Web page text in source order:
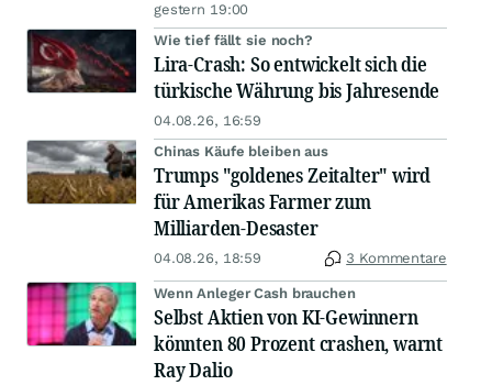
gestern 19:00
Wie tief fällt sie noch?
Lira-Crash: So entwickelt sich die
türkische Währung bis Jahresende
04.08.26, 16:59
Chinas Käufe bleiben aus
Trumps "goldenes Zeitalter" wird
für Amerikas Farmer zum
Milliarden-Desaster
04.08.26, 18:59 3 Kommentare
Wenn Anleger Cash brauchen
Selbst Aktien von KI-Gewinnern
könnten 80 Prozent crashen, warnt
Ray Dalio